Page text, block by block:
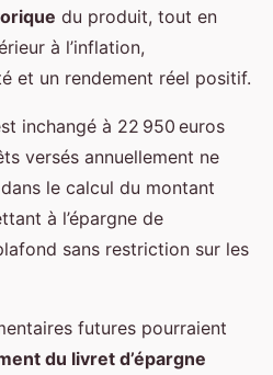
du produit, tout en
à l’inflation,
et un rendement réel positif.
inchangé à 22 950 euros
versés annuellement ne
le calcul du montant
à l’épargne de
sans restriction sur les
futures pourraient
du livret d’épargne